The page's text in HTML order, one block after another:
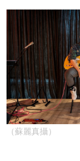
（蘇麗真攝）